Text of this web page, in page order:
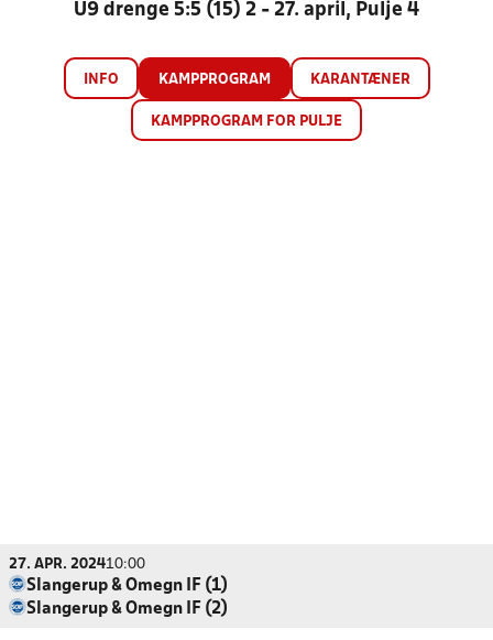
U9 drenge 5:5 (15) 2 - 27. april, Pulje 4
INFO KAMPPROGRAM KARANTÆNER
KAMPPROGRAM FOR PULJE
27. APR. 202410:00
Slangerup & Omegn IF (1)
Slangerup & Omegn IF (2)